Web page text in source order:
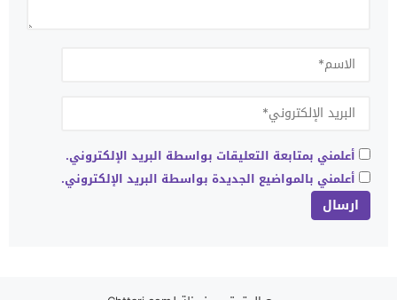
أعلمني بمتابعة التعليقات بواسطة البريد الإلكتروني.
أعلمني بالمواضيع الجديدة بواسطة البريد الإلكتروني.